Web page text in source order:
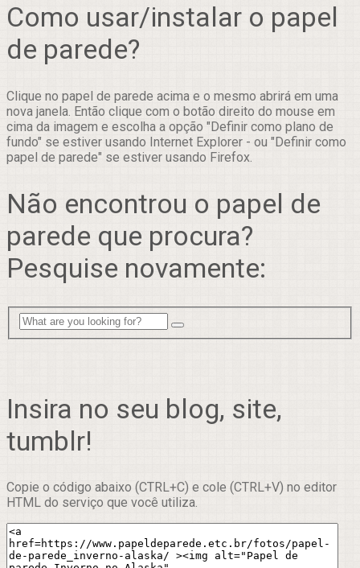
Como usar/instalar o papel
de parede?
Clique no papel de parede acima e o mesmo abrirá em uma
nova janela. Então clique com o botão direito do mouse em
cima da imagem e escolha a opção "Definir como plano de
fundo" se estiver usando Internet Explorer - ou "Definir como
papel de parede" se estiver usando Firefox.
Não encontrou o papel de
parede que procura?
Pesquise novamente:
Insira no seu blog, site,
tumblr!
Copie o código abaixo (CTRL+C) e cole (CTRL+V) no editor
HTML do serviço que você utiliza.